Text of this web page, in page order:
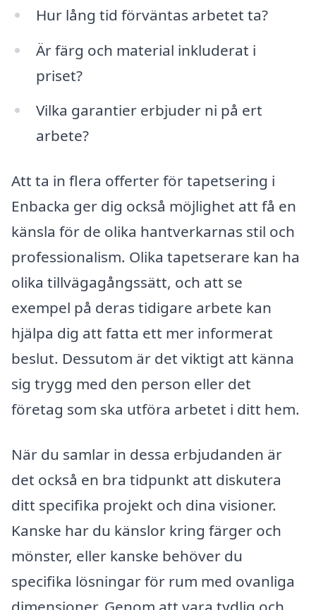
Hur lång tid förväntas arbetet ta?
Är färg och material inkluderat i
priset?
Vilka garantier erbjuder ni på ert
arbete?
Att ta in flera offerter för tapetsering i
Enbacka ger dig också möjlighet att få en
känsla för de olika hantverkarnas stil och
professionalism. Olika tapetserare kan ha
olika tillvägagångssätt, och att se
exempel på deras tidigare arbete kan
hjälpa dig att fatta ett mer informerat
beslut. Dessutom är det viktigt att känna
sig trygg med den person eller det
företag som ska utföra arbetet i ditt hem.
När du samlar in dessa erbjudanden är
det också en bra tidpunkt att diskutera
ditt specifika projekt och dina visioner.
Kanske har du känslor kring färger och
mönster, eller kanske behöver du
specifika lösningar för rum med ovanliga